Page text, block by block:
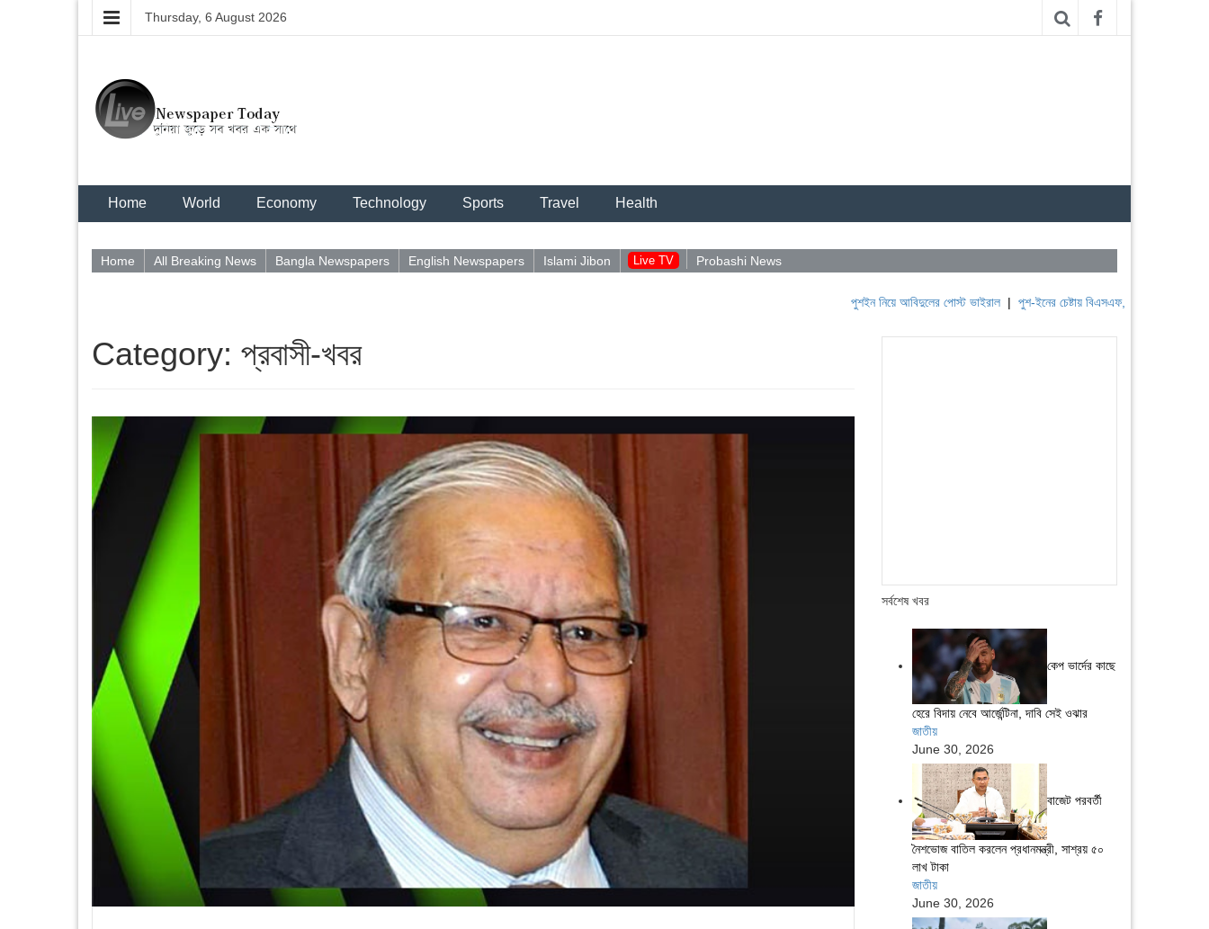
Thursday, 6 August 2026
Home World Economy Technology Sports Travel Health
Home All Breaking News Bangla Newspapers English Newspapers Islami Jibon Live TV Probashi News
পুশইন নিয়ে আবিদুলের পোস্ট ভাইরাল |পুশ-ইনের চেষ্টায় বিএসএফ, পণ্ড করছে বিজিবি
Category: প্রবাসী-খবর
সর্বশেষ খবর
কেপ ভার্দের কাছে
হেরে বিদায় নেবে আর্জেন্টিনা, দাবি সেই ওঝার
জাতীয়
June 30, 2026
বাজেট পরবর্তী
নৈশভোজ বাতিল করলেন প্রধানমন্ত্রী, সাশ্রয় ৫০
লাখ টাকা
জাতীয়
June 30, 2026